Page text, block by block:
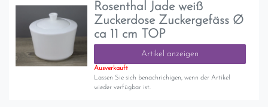
Rosenthal Jade weiß
Zuckerdose Zuckergefäss Ø
ca 11 cm TOP
Artikel anzeigen
Ausverkauft
Lassen Sie sich benachrichigen, wenn der Artikel
wieder verfügbar ist.